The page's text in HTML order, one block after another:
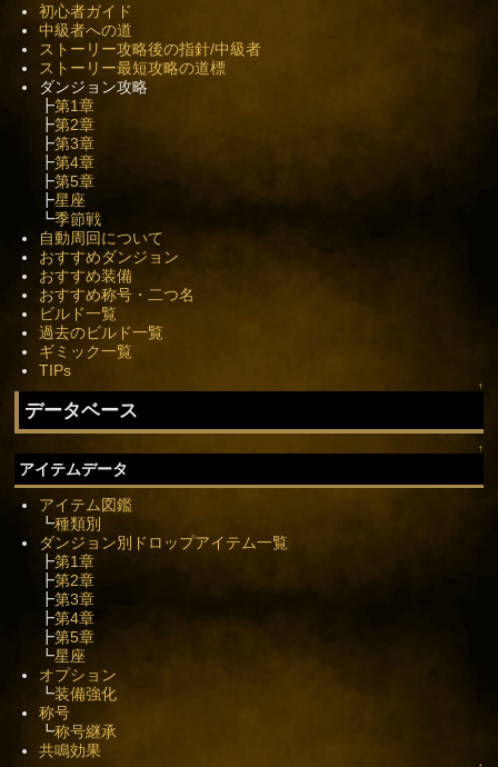
初心者ガイド
中級者への道
ストーリー攻略後の指針/中級者
ストーリー最短攻略の道標
ダンジョン攻略
┣第1章
┣第2章
┣第3章
┣第4章
┣第5章
┣星座
┗季節戦
自動周回について
おすすめダンジョン
おすすめ装備
おすすめ称号・二つ名
ビルド一覧
過去のビルド一覧
ギミック一覧
TIPs
↑
データベース
↑
アイテムデータ
アイテム図鑑
┗種類別
ダンジョン別ドロップアイテム一覧
┣第1章
┣第2章
┣第3章
┣第4章
┣第5章
┗星座
オプション
┗装備強化
称号
┗称号継承
共鳴効果